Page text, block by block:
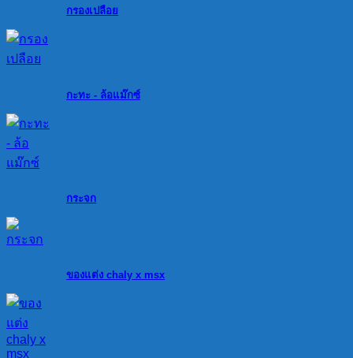
กรองเปลือย
กะทะ - ล้อแม๊กซ์
กระจก
ของแต่ง chaly x msx